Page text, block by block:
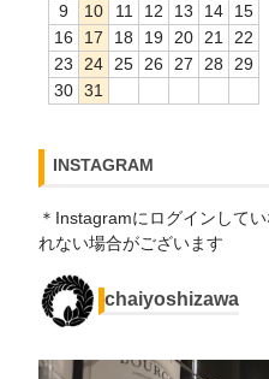
9
10 11 12 13 14
15
16
17 18 19 20 21
22
23
24 25 26 27 28
29
30 31
INSTAGRAM
＊Instagramにログインして
れない場合がございます
chaiyoshizawa